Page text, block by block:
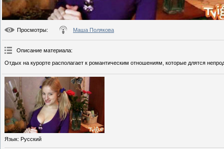
Просмотры: Маша Полякова
Описание материала:
Отдых на курорте располагает к романтическим отношениям, которые длятся
Язык: Русский